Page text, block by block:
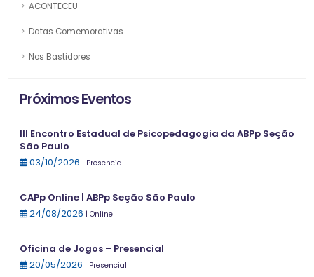
ACONTECEU
Datas Comemorativas
Nos Bastidores
Próximos Eventos
III Encontro Estadual de Psicopedagogia da ABPp Seção
São Paulo
03/10/2026 | Presencial
CAPp Online | ABPp Seção São Paulo
24/08/2026 | Online
Oficina de Jogos – Presencial
20/05/2026 | Presencial